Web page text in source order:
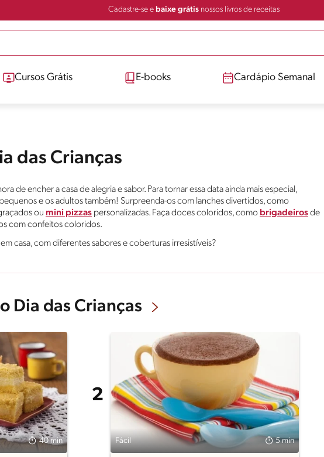
Cadastre-se e baixe grátisnossos livros de receitas
Cursos Grátis E-books Cardápio Semanal
das Crianças
de encher a casa de alegria e sabor. Para tornar essa data ainda mais especial,
e os adultos também! Surpreenda-os com lanches divertidos, como
ou mini pizzas personalizadas. Faça doces coloridos, como brigadeirosde
com confeitos coloridos.
casa, com diferentes sabores e coberturas irresistíveis?
Dia das Crianças
40 min Fácil 5 min